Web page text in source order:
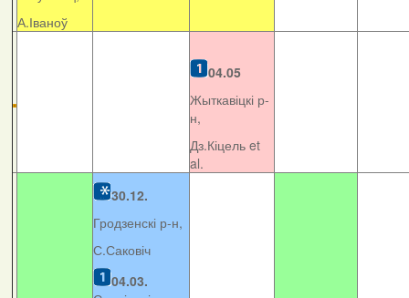
А.Іваноў
04.05
Жыткавіцкі р-
н,
Дз.Кіцель et
al.
30.12.
Гродзенскі р-н,
С.Саковіч
04.03.